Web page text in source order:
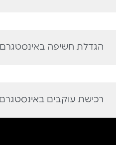
הגדלת חשיפה באינסטגרם
רכישת עוקבים באינסטגרם